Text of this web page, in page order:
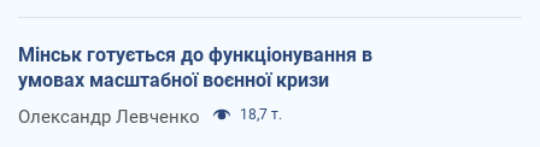
Мінськ готується до функціонування в
умовах масштабної воєнної кризи
Олександр Левченко 18,7 т.